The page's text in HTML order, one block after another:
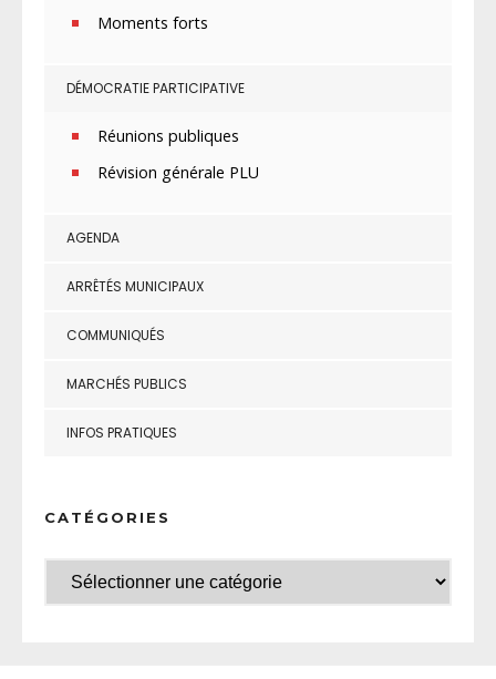
Moments forts
DÉMOCRATIE PARTICIPATIVE
Réunions publiques
Révision générale PLU
AGENDA
ARRÊTÉS MUNICIPAUX
COMMUNIQUÉS
MARCHÉS PUBLICS
INFOS PRATIQUES
CATÉGORIES